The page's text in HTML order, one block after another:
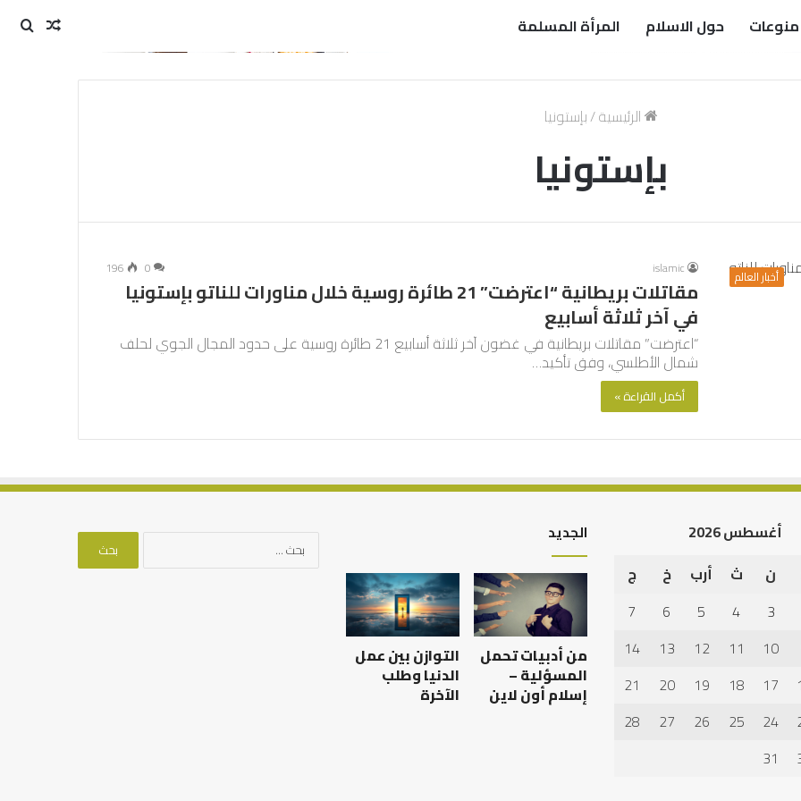
منوعات حول الاسلام المرأة المسلمة
مقال
الرئيسية/بإستونيا
بإستونيا
أخبار العالم islamic
0
196
مقاتلات بريطانية “اعترضت” 21 طائرة روسية خلال مناورات للناتو بإستونيا
في آخر ثلاثة أسابيع
“اعترضت” مقاتلات بريطانية في غضون آخر ثلاثة أسابيع 21 طائرة روسية على حدود المجال الجوي لحلف
شمال الأطلسي، وفق تأكيد…
أكمل القراءة »
العبادات شخصية
أهم
أسباب
عدم
استجابة
الدعاء
أهم أسباب عدم استجابة
العلاقة
العلمية
بين
الإمام
مالك
والليث
أغسطس 2026
ن ث أرب خ
ج
3
4
5
6
7
10
11
12
13
14
17
18
19
20
21
24
25
26
27
28
31
الجديد
من أدبيات تحمل
المسؤلية –
إسلام أون لاين
التوازن بين عمل
الدنيا وطلب
الآخرة
البحث